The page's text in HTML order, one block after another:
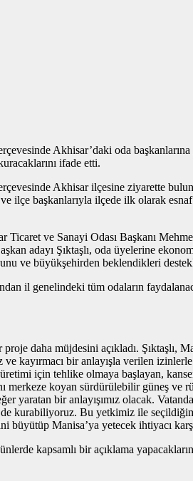
Akhisar’daki oda
ifade etti.
Akhisar ilçesine ziyarette
başkanlarıyla ilçede ilk olarak esnaf
Ticaret ve Sanayi Odası Başkanı
adayı Şıktaşlı, oda üyelerine
ve büyükşehirden beklendikleri
il genelindeki tüm odaların
daha müjdesini açıkladı.
ve kayırmacı bir anlayışla verilen
için tehlike olmaya başlayan,
merkeze koyan sürdürülebilir güneş
yaratan bir anlayışımız olacak.
kurabiliyoruz. Bu yetkimiz ile
Manisa’ya yetecek ihtiyacı
kapsamlı bir açıklama